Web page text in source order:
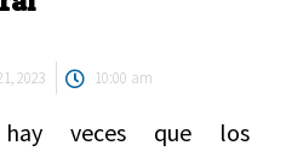
2023 10:00 am
hay veces que los